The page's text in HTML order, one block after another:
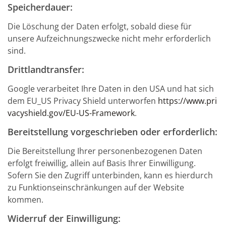
Speicherdauer:
Die Löschung der Daten erfolgt, sobald diese für
unsere Aufzeichnungszwecke nicht mehr erforderlich
sind.
Drittlandtransfer:
Google verarbeitet Ihre Daten in den USA und hat sich
dem EU_US Privacy Shield unterworfen https://www.pri
vacyshield.gov/EU-US-Framework.
Bereitstellung vorgeschrieben oder erforderlich:
Die Bereitstellung Ihrer personenbezogenen Daten
erfolgt freiwillig, allein auf Basis Ihrer Einwilligung.
Sofern Sie den Zugriff unterbinden, kann es hierdurch
zu Funktionseinschränkungen auf der Website
kommen.
Widerruf der Einwilligung: